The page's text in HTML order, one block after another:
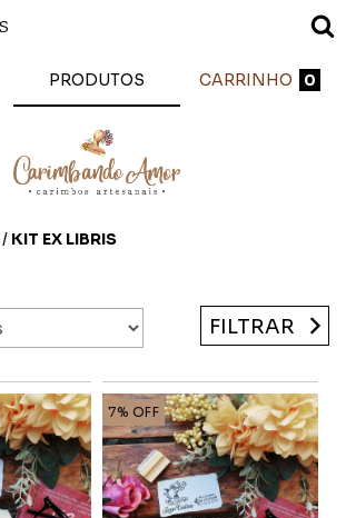
PRODUTOS CARRINHO 0
/ KIT EX LIBRIS
FILTRAR
7% OFF